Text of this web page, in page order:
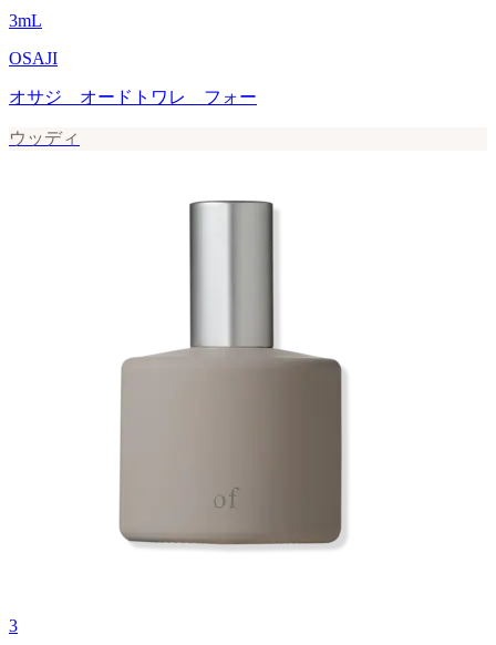
3mL
OSAJI
オサジ オードトワレ フォー
ウッディ
3